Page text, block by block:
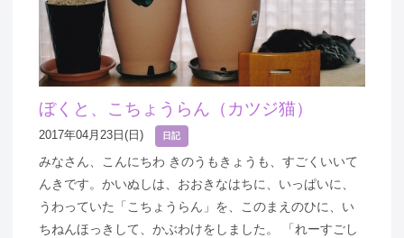
ぼくと、こちょうらん（カツジ猫）
2017年04月23日(日) 日記
みなさん、こんにちわ きのうもきょうも、すごくいいて
んきです。かいぬしは、おおきなはちに、いっぱいに、
うわっていた「こちょうらん」を、このまえのひに、い
ちねんほっきして、かぶわけをしました。 「れーすごし